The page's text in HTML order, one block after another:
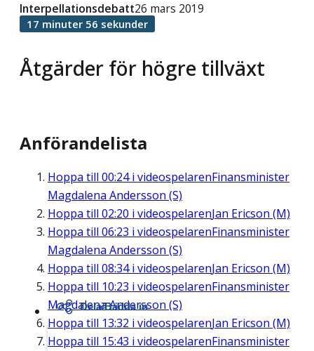
Åtgärder för högre tillväxt
Interpellationsdebatt26 mars 2019
17 minuter 56 sekunder
Anförandelista
Hoppa till 00:24i videospelarenFinansminister
Magdalena Andersson (S)
Hoppa till 02:20 i videospelarenJan Ericson (M)
Hoppa till 06:23 i videospelarenFinansminister
Magdalena Andersson (S)
Hoppa till 08:34i videospelarenJan Ericson (M)
Hoppa till 10:23 i videospelarenFinansminister
Magdalena Andersson (S)
Hoppa till 13:32 i videospelarenJan Ericson (M)
Hoppa till 15:43 i videospelarenFinansminister
Dela/Bädda in